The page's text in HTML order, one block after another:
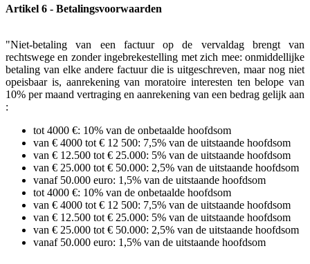
Artikel 6 - Betalingsvoorwaarden
"Niet-betaling van een factuur op de vervaldag brengt van
rechtswege en zonder ingebrekestelling met zich mee: onmiddellijke
betaling van elke andere factuur die is uitgeschreven, maar nog niet
opeisbaar is, aanrekening van moratoire interesten ten belope van
10% per maand vertraging en aanrekening van een bedrag gelijk aan
:
tot 4000 €: 10% van de onbetaalde hoofdsom
van € 4000 tot € 12 500: 7,5% van de uitstaande hoofdsom
van € 12.500 tot € 25.000: 5% van de uitstaande hoofdsom
van € 25.000 tot € 50.000: 2,5% van de uitstaande hoofdsom
vanaf 50.000 euro: 1,5% van de uitstaande hoofdsom
tot 4000 €: 10% van de onbetaalde hoofdsom
van € 4000 tot € 12 500: 7,5% van de uitstaande hoofdsom
van € 12.500 tot € 25.000: 5% van de uitstaande hoofdsom
van € 25.000 tot € 50.000: 2,5% van de uitstaande hoofdsom
vanaf 50.000 euro: 1,5% van de uitstaande hoofdsom